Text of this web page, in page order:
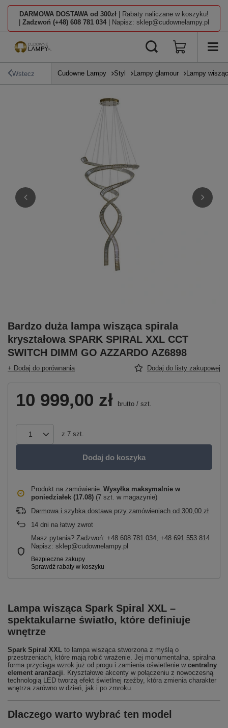
DARMOWA DOSTAWA od 300zł | Rabaty naliczane w koszyku!
Zadzwoń (+48) 608 781 034 | Napisz: sklep@cudownelampy.pl
Wstecz Cudowne Lampy Styl Lampy glamour Lampy
Bardzo duża lampa wisząca spirala
kryształowa SPARK SPIRAL XXL CCT
SWITCH DIMM GO AZZARDO AZ6898
+ Dodaj do porównania Dodaj do listy zakupowej
10 999,00 zł brutto / szt.
z 7 szt.
Dodaj do koszyka
Produkt na zamówienie Wysyłka maksymalnie w
poniedziałek (17.08) (7 szt. w magazynie)
Darmowa i szybka dostawa przy zamówieniach od 300,00 zł
14 dni na łatwy zwrot
Masz pytania? Zadzwoń: +48 608 781 034, +48 691 553 814
Napisz: sklep@cudownelampy.pl
Lampa wisząca Spark Spiral XXL –
spektakularne światło, które definiuje
wnętrze
Spark Spiral XXL to lampa wisząca stworzona z myślą o
przestrzeniach, które mają robić wrażenie. Jej monumentalna, spiralna
forma przyciąga wzrok już od progu i zamienia oświetlenie w centralny
element aranżacji. Kryształowe akcenty w połączeniu z nowoczesną
technologią LED tworzą efekt świetlnej rzeźby, która zmienia charakter
wnętrza zarówno w dzień, jak i po zmroku.
Dlaczego warto wybrać ten model